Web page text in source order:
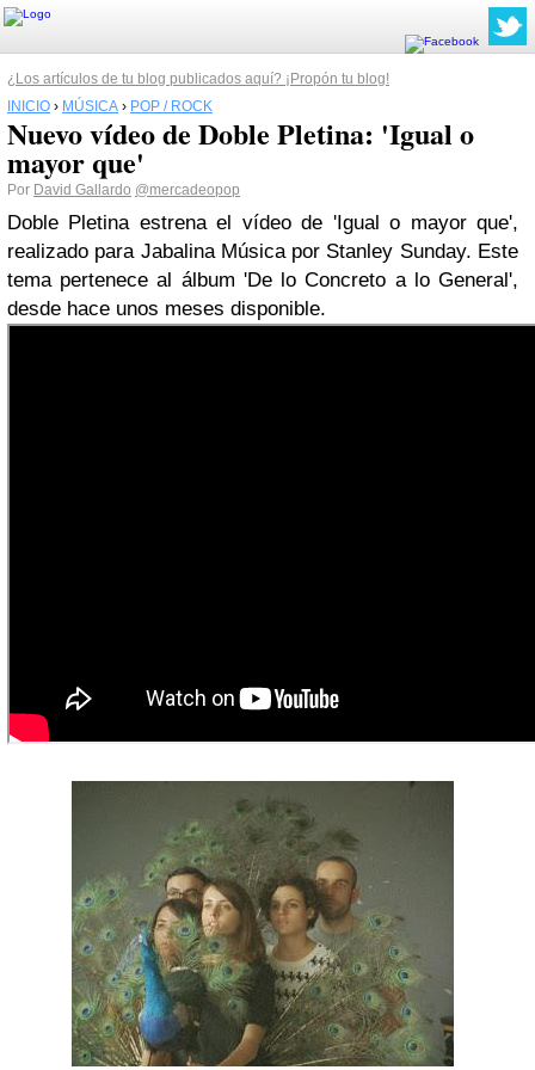
¿Los artículos de tu blog publicados aquí? ¡Propón tu blog!
INICIO › MÚSICA › POP / ROCK
Nuevo vídeo de Doble Pletina: 'Igual o
mayor que'
Por David Gallardo @mercadeopop
Doble Pletina estrena el vídeo de 'Igual o mayor que',
realizado para Jabalina Música por Stanley Sunday. Este
tema pertenece al álbum 'De lo Concreto a lo General',
desde hace unos meses disponible.